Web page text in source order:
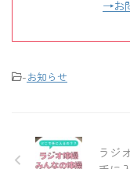
→お
-お知らせ
ラジ